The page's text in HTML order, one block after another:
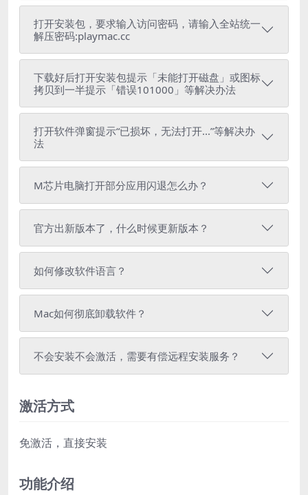
打开安装包，要求输入访问密码，请输入全站统一
解压密码:playmac.cc
下载好后打开安装包提示「未能打开磁盘」或图标
拷贝到一半提示「错误101000」等解决办法
打开软件弹窗提示“已损坏，无法打开...”等解决办
法
M芯片电脑打开部分应用闪退怎么办？
官方出新版本了，什么时候更新版本？
如何修改软件语言？
Mac如何彻底卸载软件？
不会安装不会激活，需要有偿远程安装服务？
激活方式
免激活，直接安装
功能介绍